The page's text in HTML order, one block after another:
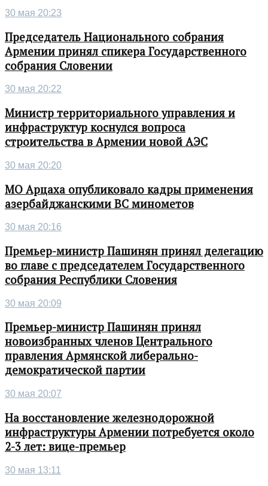
30 мая 20:23
Председатель Национального собрания
Армении принял спикера Государственного
собрания Словении
30 мая 20:22
Министр территориального управления и
инфраструктур коснулся вопроса
строительства в Армении новой АЭС
30 мая 20:20
МО Арцаха опубликовало кадры применения
азербайджанскими ВС минометов
30 мая 20:16
Премьер-министр Пашинян принял делегацию
во главе с председателем Государственного
собрания Республики Словения
30 мая 20:09
Премьер-министр Пашинян принял
новоизбранных членов Центрального
правления Армянской либерально-
демократической партии
30 мая 20:07
На восстановление железнодорожной
инфраструктуры Армении потребуется около
2-3 лет: вице-премьер
30 мая 13:11